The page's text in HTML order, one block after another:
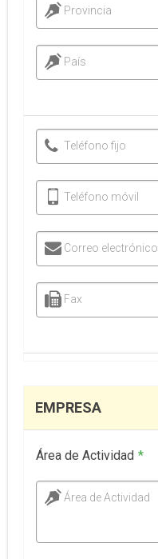
Provincia
País
Teléfono fijo
Teléfono móvil
Correo electrónico
Fax
EMPRESA
Área de Actividad *
Área de Actividad